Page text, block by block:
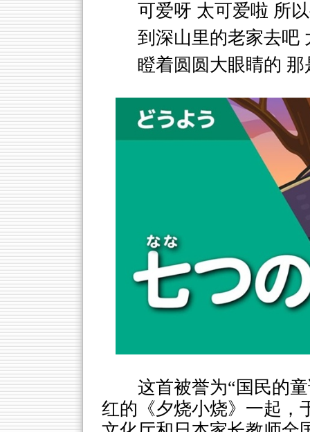
可爱呀 太可爱啦 所
到深山里的老家去吧
瞪着圆圆大眼睛的
这首被誉为“国民的
红的《夕烧小烧》一起，